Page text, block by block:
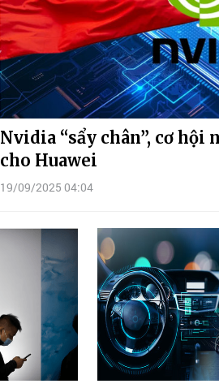
Nvidia “sẩy chân”, cơ hội
cho Huawei
19/09/2025 04:04